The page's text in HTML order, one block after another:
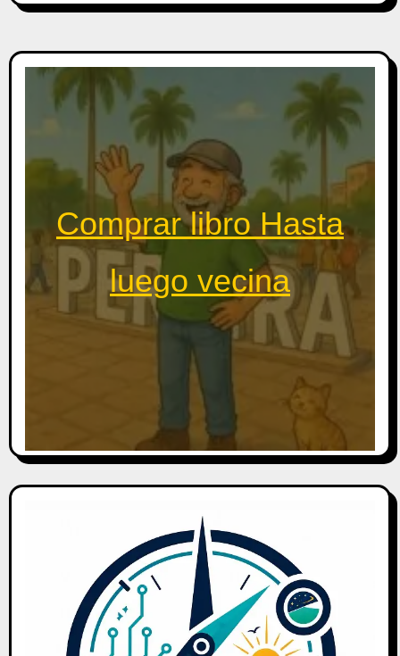
Comprar libro Hasta
luego vecina